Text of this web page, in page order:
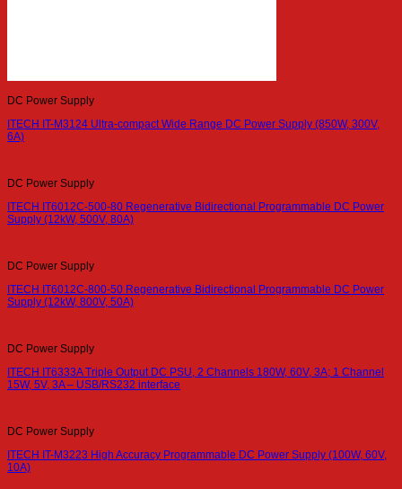
DC Power Supply
ITECH IT-M3124 Ultra-compact Wide Range DC Power Supply (850W, 300V,
6A)
DC Power Supply
ITECH IT6012C-500-80 Regenerative Bidirectional Programmable DC Power
Supply (12kW, 500V, 80A)
DC Power Supply
ITECH IT6012C-800-50 Regenerative Bidirectional Programmable DC Power
Supply (12kW, 800V, 50A)
DC Power Supply
ITECH IT6333A Triple Output DC PSU, 2 Channels 180W, 60V, 3A; 1 Channel
15W, 5V, 3A – USB/RS232 interface
DC Power Supply
ITECH IT-M3223 High Accuracy Programmable DC Power Supply (100W, 60V,
10A)